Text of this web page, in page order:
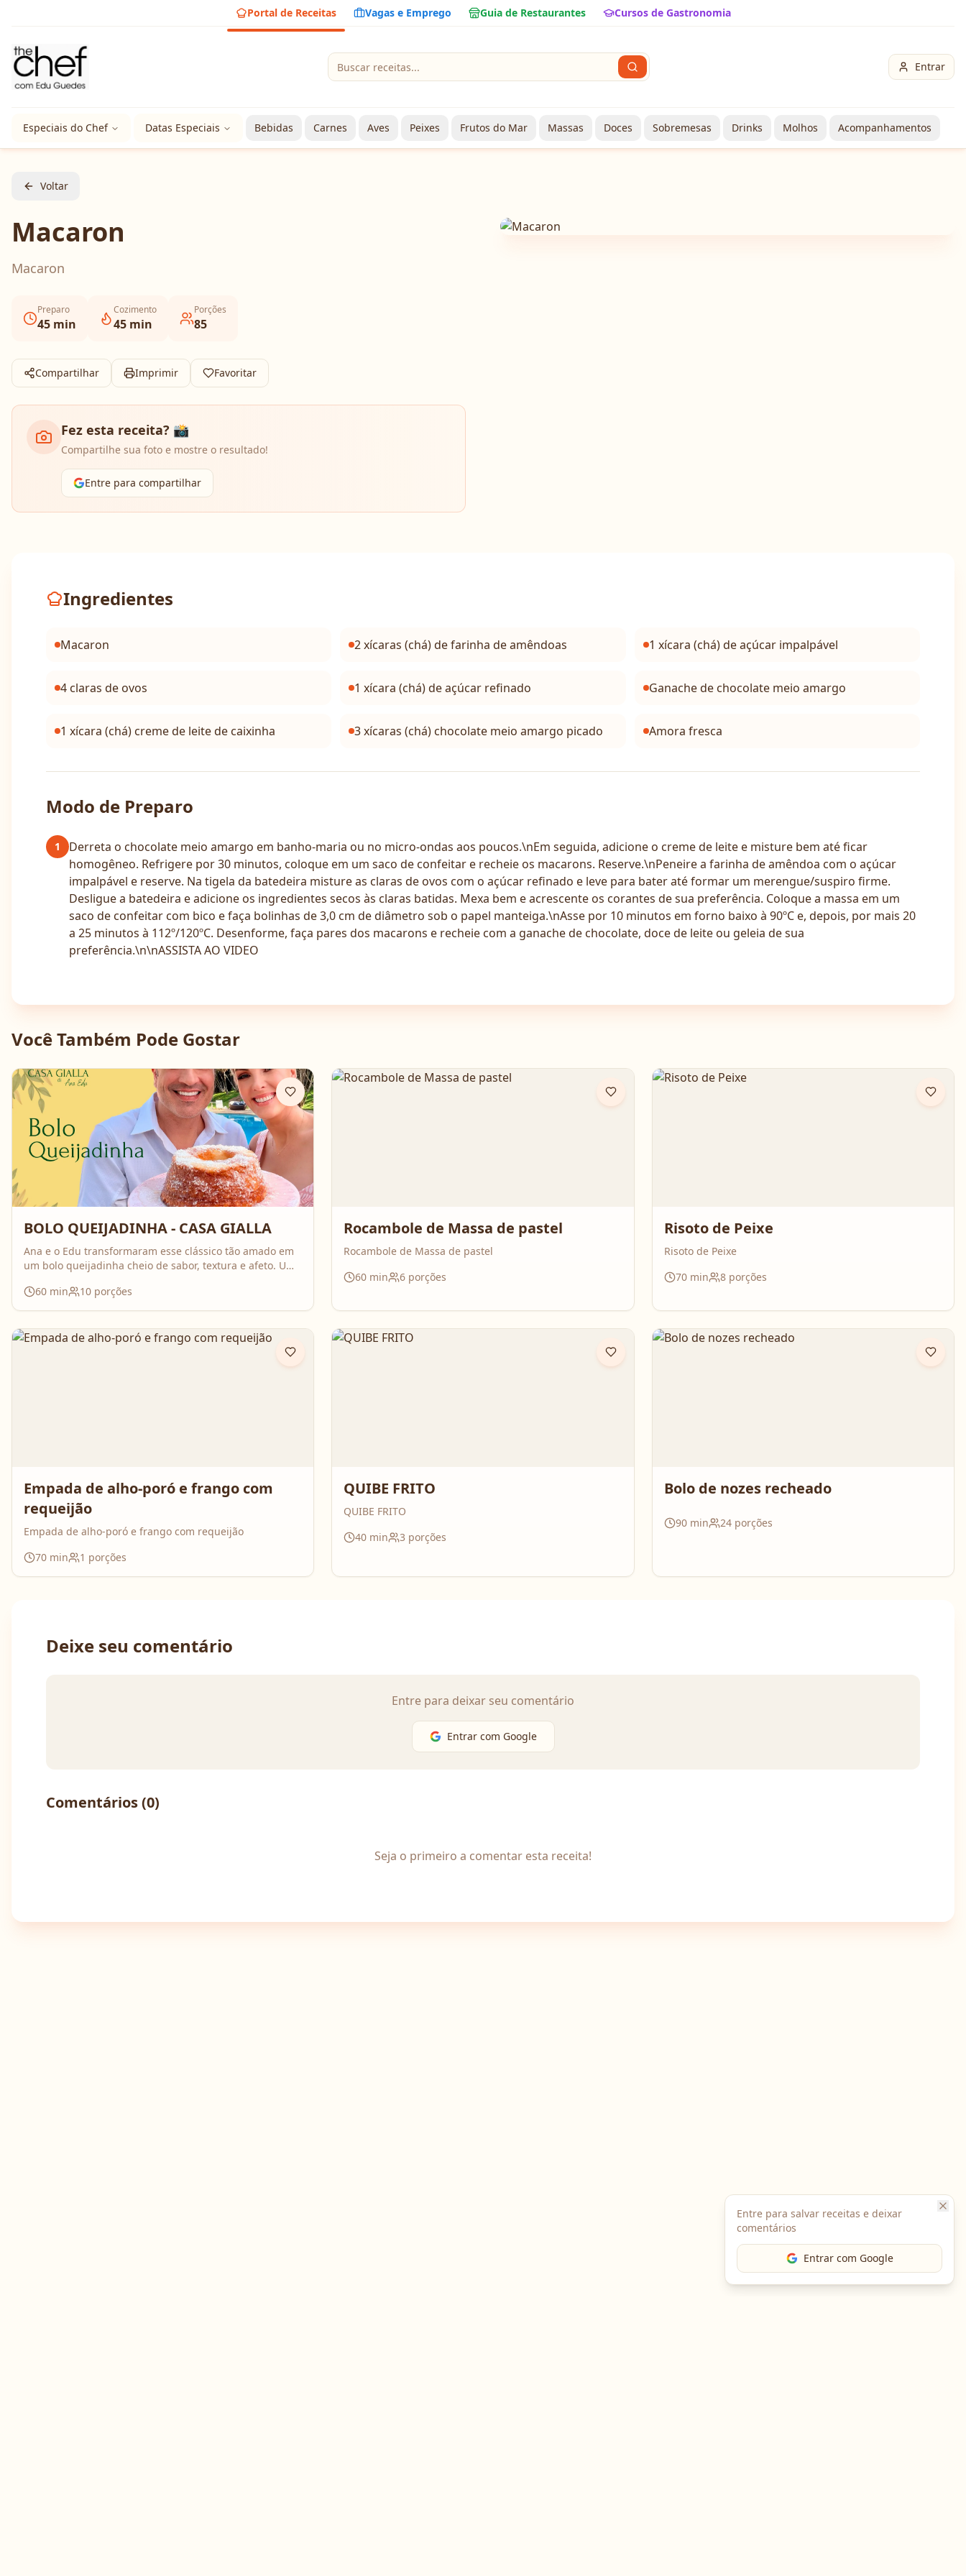
Entre para salvar receitas e deixar
comentários
Entrar com Google
Portal de Receitas Vagas e Emprego Guia de Restaurantes Cursos de Gastronomia
Entrar
Especiais do Chef Datas Especiais Bebidas Carnes Aves Peixes Frutos do Mar Massas Doces Sobremesas Drinks Molhos Acompanhamentos
Voltar
Macaron
Macaron
Preparo
45 min
Cozimento
45 min
Porções
85
Compartilhar Imprimir Favoritar
Fez esta receita? 📸
Compartilhe sua foto e mostre o resultado!
Entre para compartilhar
Ingredientes
Macaron 2 xícaras (chá) de farinha de amêndoas 1 xícara (chá) de açúcar impalpável
4 claras de ovos 1 xícara (chá) de açúcar refinado Ganache de chocolate meio amargo
1 xícara (chá) creme de leite de caixinha 3 xícaras (chá) chocolate meio amargo picado Amora fresca
Modo de Preparo
1
Derreta o chocolate meio amargo em banho-maria ou no micro-ondas aos poucos.\nEm seguida, adicione o creme de leite e misture bem até ficar
homogêneo. Refrigere por 30 minutos, coloque em um saco de confeitar e recheie os macarons. Reserve.\nPeneire a farinha de amêndoa com o açúcar
impalpável e reserve. Na tigela da batedeira misture as claras de ovos com o açúcar refinado e leve para bater até formar um merengue/suspiro firme.
Desligue a batedeira e adicione os ingredientes secos às claras batidas. Mexa bem e acrescente os corantes de sua preferência. Coloque a massa em um
saco de confeitar com bico e faça bolinhas de 3,0 cm de diâmetro sob o papel manteiga.\nAsse por 10 minutos em forno baixo à 90ºC e, depois, por mais 20
a 25 minutos à 112º/120ºC. Desenforme, faça pares dos macarons e recheie com a ganache de chocolate, doce de leite ou geleia de sua
preferência.\n\nASSISTA AO VIDEO
Você Também Pode Gostar
BOLO QUEIJADINHA - CASA GIALLA
Ana e o Edu transformaram esse clássico tão amado em
um bolo queijadinha cheio de sabor, textura e afeto. Uma
surpreende no resultado e perfuma a casa inteira
enquanto assa. Aperte o play, acompanhe o passo a
impossível de resistir 💛
60 min 10 porções
Rocambole de Massa de pastel
Rocambole de Massa de pastel
60 min 6 porções
Risoto de Peixe
Risoto de Peixe
70min 8porções
Empada de alho-poró e frango com
requeijão
Empada de alho-poró e frango com requeijão
70 min 1 porções
QUIBE FRITO
QUIBE FRITO
40 min 3 porções
Bolo de nozes recheado
90min 24porções
Deixe seu comentário
Entre para deixar seu comentário
Entrar com Google
Comentários (0)
Seja o primeiro a comentar esta receita!